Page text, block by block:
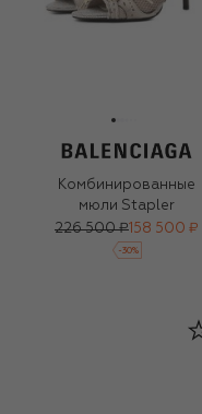
Комбинированные
мюли Stapler
226 500 ₽ 158 500 ₽
-30%